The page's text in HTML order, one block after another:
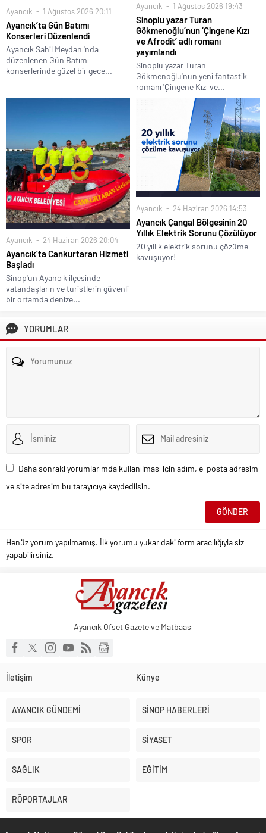
Ayancık 1 Ağustos 2026 20:11
Ayancık’ta Gün Batımı
Konserleri Düzenlendi
Ayancık Sahil Meydanı'nda
düzenlenen Gün Batımı
konserlerinde güzel bir gece...
Ayancık 1 Ağustos 2026 19:43
Sinoplu yazar Turan
Gökmenoğlu’nun ‘Çingene Kızı
ve Afrodit’ adlı romanı
yayımlandı
Sinoplu yazar Turan
Gökmenoğlu'nun yeni fantastik
romanı 'Çingene Kızı ve...
Ayancık 24 Haziran 2026 20:04
Ayancık’ta Cankurtaran Hizmeti
Başladı
Sinop'un Ayancık ilçesinde
vatandaşların ve turistlerin güvenli
bir ortamda denize...
Ayancık 24 Haziran 2026 14:53
Ayancık Çangal Bölgesinin 20
Yıllık Elektrik Sorunu Çözülüyor
20 yıllık elektrik sorunu çözüme
kavuşuyor!
YORUMLAR
Daha sonraki yorumlarımda kullanılması için adım, e-posta adresim
ve site adresim bu tarayıcıya kaydedilsin.
Henüz yorum yapılmamış. İlk yorumu yukarıdaki form aracılığıyla siz
yapabilirsiniz.
Ayancık Ofset Gazete ve Matbaası
İletişim Künye
AYANCIK GÜNDEMİ SİNOP HABERLERİ
SPOR SİYASET
SAĞLIK EĞİTİM
RÖPORTAJLAR